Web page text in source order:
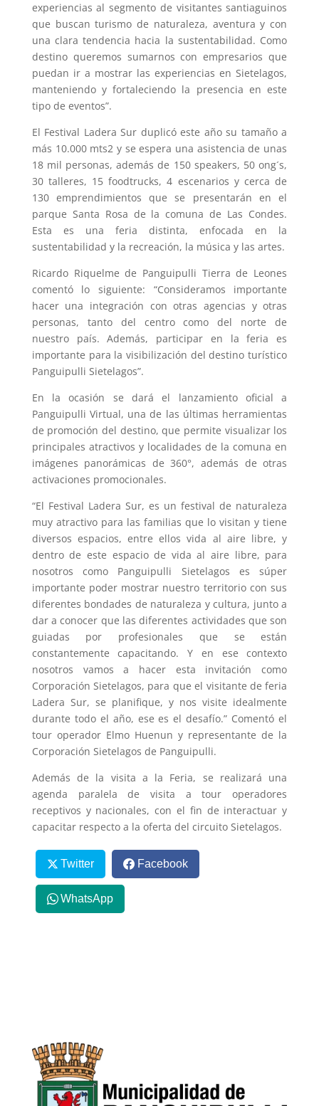
experiencias al segmento de visitantes santiaguinos
que buscan turismo de naturaleza, aventura y con
una clara tendencia hacia la sustentabilidad. Como
destino queremos sumarnos con empresarios que
puedan ir a mostrar las experiencias en Sietelagos,
manteniendo y fortaleciendo la presencia en este
tipo de eventos”.
El Festival Ladera Sur duplicó este año su tamaño a
más 10.000 mts2 y se espera una asistencia de unas
18 mil personas, además de 150 speakers, 50 ong´s,
30 talleres, 15 foodtrucks, 4 escenarios y cerca de
130 emprendimientos que se presentarán en el
parque Santa Rosa de la comuna de Las Condes.
Esta es una feria distinta, enfocada en la
sustentabilidad y la recreación, la música y las artes.
Ricardo Riquelme de Panguipulli Tierra de Leones
comentó lo siguiente: “Consideramos importante
hacer una integración con otras agencias y otras
personas, tanto del centro como del norte de
nuestro país. Además, participar en la feria es
importante para la visibilización del destino turístico
Panguipulli Sietelagos”.
En la ocasión se dará el lanzamiento oficial a
Panguipulli Virtual, una de las últimas herramientas
de promoción del destino, que permite visualizar los
principales atractivos y localidades de la comuna en
imágenes panorámicas de 360°, además de otras
activaciones promocionales.
“El Festival Ladera Sur, es un festival de naturaleza
muy atractivo para las familias que lo visitan y tiene
diversos espacios, entre ellos vida al aire libre, y
dentro de este espacio de vida al aire libre, para
nosotros como Panguipulli Sietelagos es súper
importante poder mostrar nuestro territorio con sus
diferentes bondades de naturaleza y cultura, junto a
dar a conocer que las diferentes actividades que son
guiadas por profesionales que se están
constantemente capacitando. Y en ese contexto
nosotros vamos a hacer esta invitación como
Corporación Sietelagos, para que el visitante de feria
Ladera Sur, se planifique, y nos visite idealmente
durante todo el año, ese es el desafío.” Comentó el
tour operador Elmo Huenun y representante de la
Corporación Sietelagos de Panguipulli.
Además de la visita a la Feria, se realizará una
agenda paralela de visita a tour operadores
receptivos y nacionales, con el fin de interactuar y
capacitar respecto a la oferta del circuito Sietelagos.
Twitter Facebook
WhatsApp